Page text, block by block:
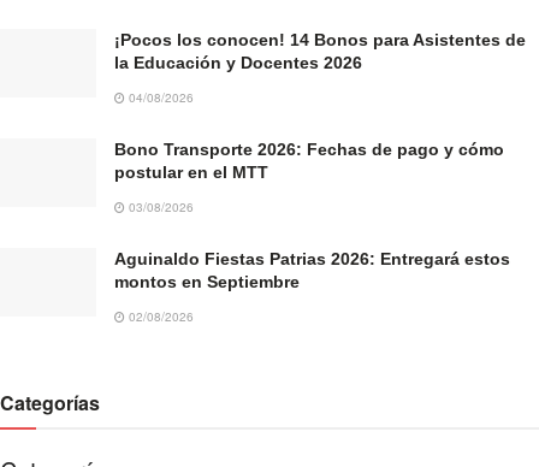
¡Pocos los conocen! 14 Bonos para Asistentes de
la Educación y Docentes 2026
04/08/2026
Bono Transporte 2026: Fechas de pago y cómo
postular en el MTT
03/08/2026
Aguinaldo Fiestas Patrias 2026: Entregará estos
montos en Septiembre
02/08/2026
Categorías